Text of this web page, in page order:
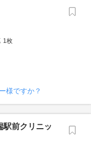
1枚
様ですか？
駅前クリニッ